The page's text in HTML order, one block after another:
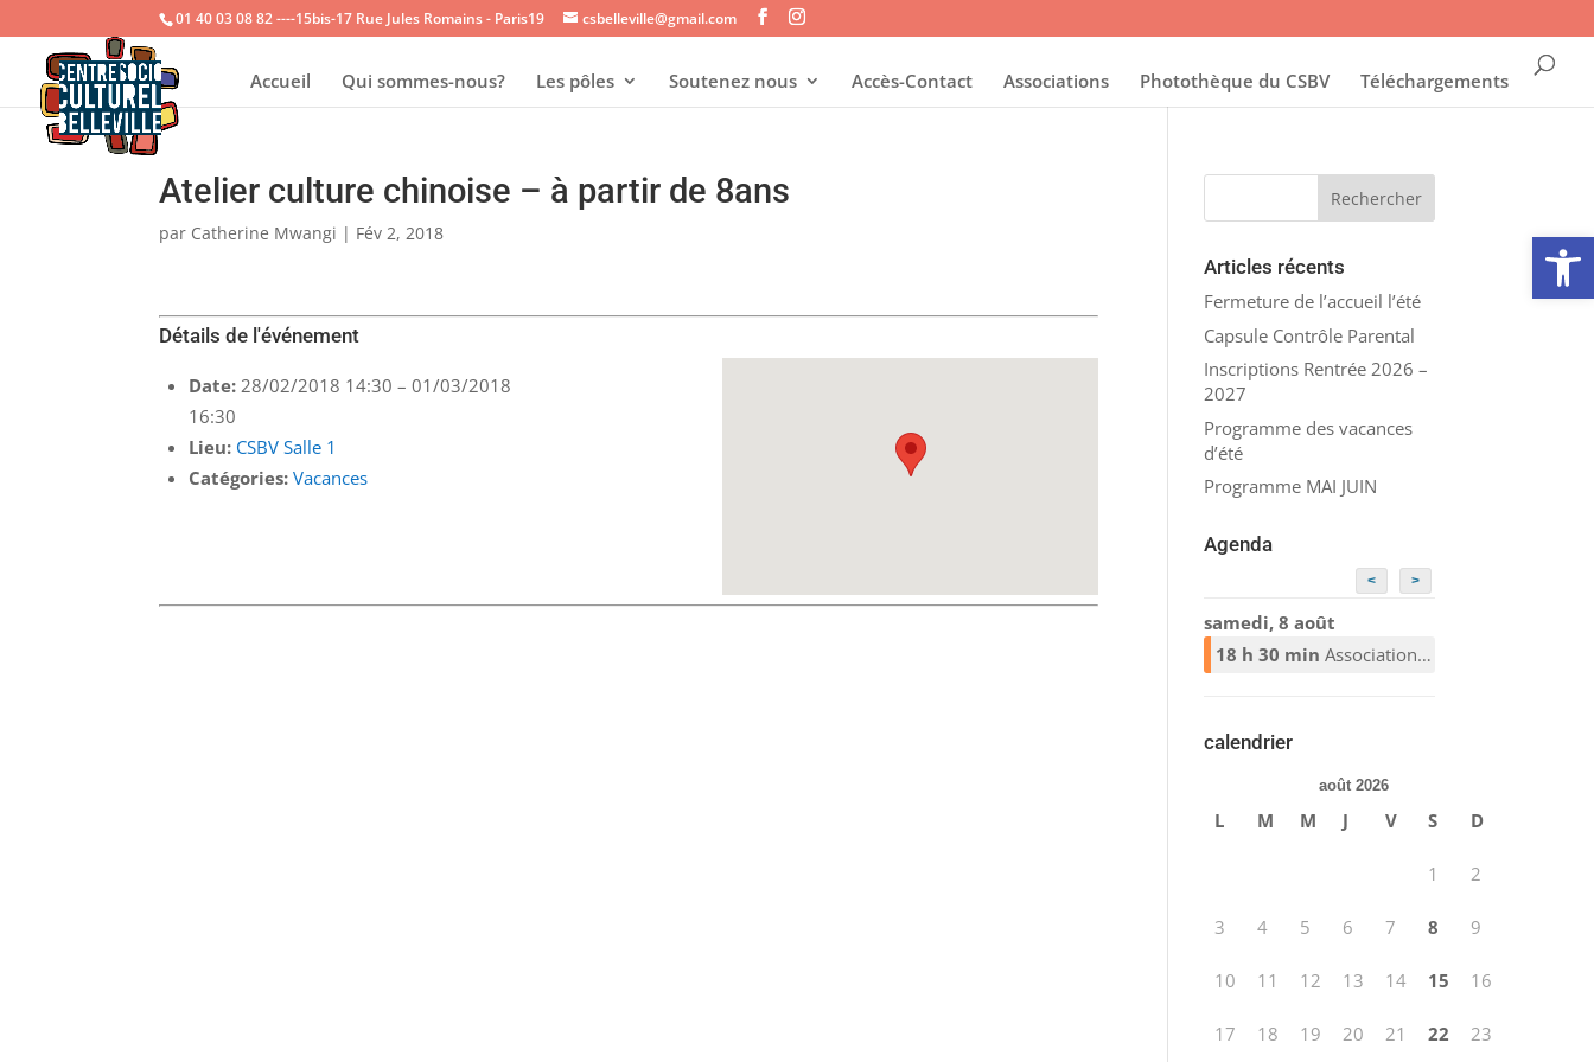
Ouvrir
01 40 03 08 82 ----15bis-17 Rue Jules Romains - Paris19 csbelleville@gmail.com
Accueil Qui sommes-nous? Les pôles Soutenez nous Accès-Contact Associations Photothèque du CSBV Téléchargements
Atelier culture chinoise – à partir de 8ans
par Catherine Mwangi | Fév 2, 2018
Détails de l'événement
Date: 28/02/2018 14:30 –01/03/2018
16:30
Lieu: CSBV Salle 1
Catégories: Vacances
Articles récents
Fermeture de l’accueil l’été
Capsule Contrôle Parental
Inscriptions Rentrée 2026 –
2027
Programme des vacances
d’été
Programme MAI JUIN
Agenda
< >
samedi, 8 août
18 h 30 minAssociation Alcooliques Anonymes
calendrier
août 2026
L M M J V S D
1 2
3 4 5 6 7 8 9
10 11 12 13 14 15 16
17 18 19 20 21 22 23